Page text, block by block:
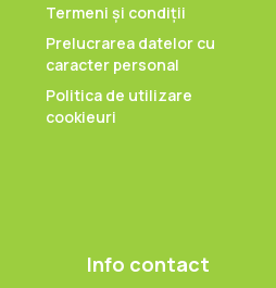
Termeni și condiții
Prelucrarea datelor cu
caracter personal
Politica de utilizare
cookieuri
Info contact